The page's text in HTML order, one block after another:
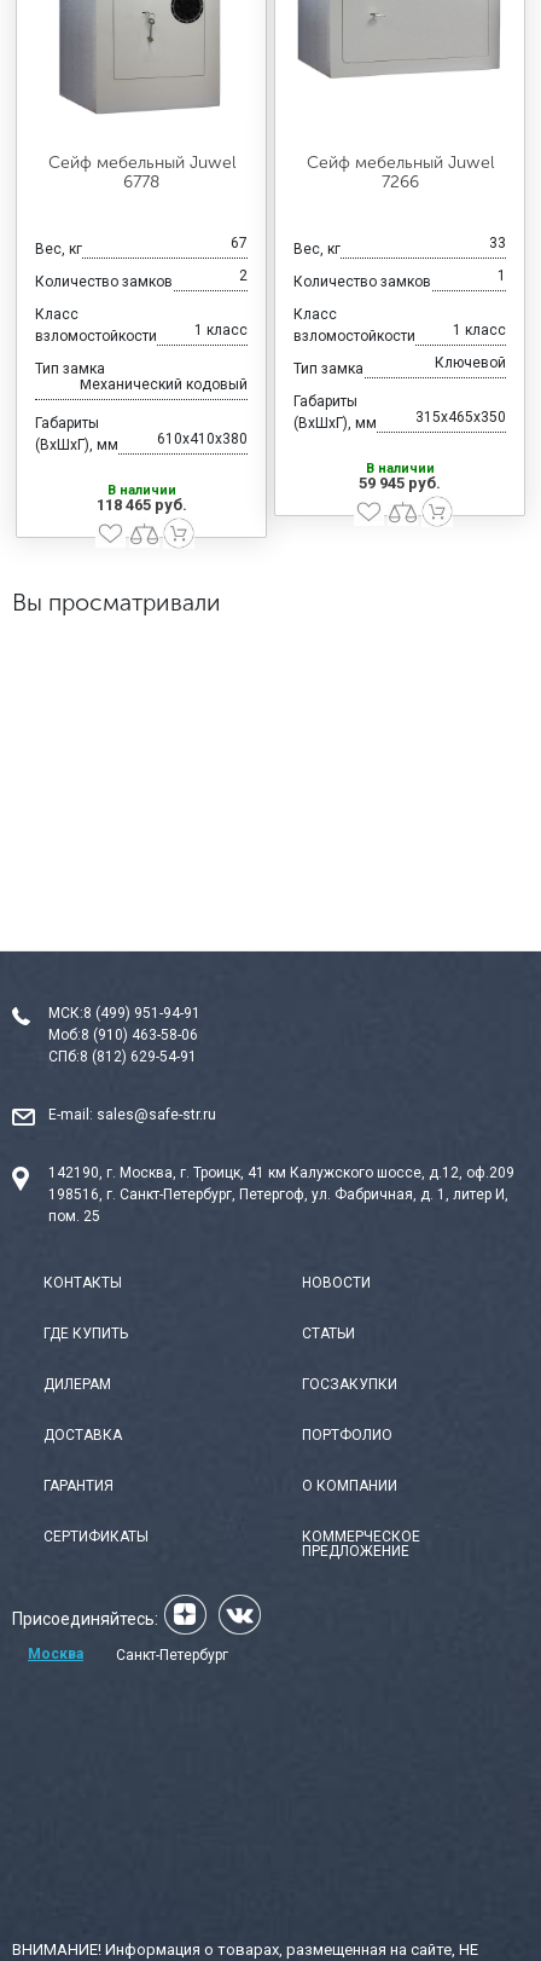
Сейф мебельный Juwel
6778
Вес, кг 67
Количество замков 2
Класс
взломостойкости
1 класс
Тип замка
Механический кодовый
Габариты
(ВхШхГ), мм
610x410x380
В наличии
118 465 руб.
Сейф мебельный Juwel
7266
Вес, кг 33
Количество замков 1
Класс
взломостойкости
1 класс
Тип замка Ключевой
Габариты
(ВхШхГ), мм
315x465x350
В наличии
59 945 руб.
Вы просматривали
МСК:8 (499) 951-94-91
Моб:8 (910) 463-58-06
СПб:8 (812) 629-54-91
E-mail: sales@safe-str.ru
142190, г. Москва, г. Троицк, 41 км Калужского шоссе, д.12, оф.209
198516, г. Санкт-Петербург, Петергоф, ул. Фабричная, д. 1, литер И,
пом. 25
КОНТАКТЫ
ГДЕ КУПИТЬ
ДИЛЕРАМ
ДОСТАВКА
ГАРАНТИЯ
СЕРТИФИКАТЫ
НОВОСТИ
СТАТЬИ
ГОСЗАКУПКИ
ПОРТФОЛИО
О КОМПАНИИ
КОММЕРЧЕСКОЕ
ПРЕДЛОЖЕНИЕ
Присоединяйтесь:
Москва Санкт-Петербург
ВНИМАНИЕ! Информация о товарах, размещенная на сайте, НЕ